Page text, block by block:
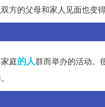
方的父母和家人见面也变
庭的人群而举办的活动。